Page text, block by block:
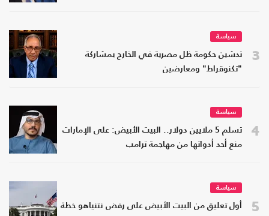
3
سياسة
تدشين حكومة ظل مصرية في الخارج بمشاركة
"تكنوقراط" ومعارضين
4
سياسة
تسلم 5 ملايين دولار.. البيت الأبيض: على الإمارات
منع أحد أدواتها من مهاجمة ترامب
5
سياسة
أول تعليق من البيت الأبيض على رفض نتنياهو خطة